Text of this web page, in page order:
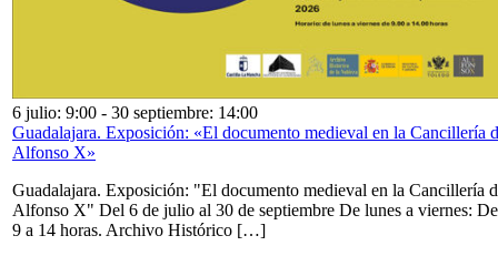
6 julio: 9:00 - 30 septiembre: 14:00
Guadalajara. Exposición: «El documento medieval en la Cancillería
Alfonso X»
Guadalajara. Exposición: "El documento medieval en la Cancillería
Alfonso X" Del 6 de julio al 30 de septiembre De lunes a viernes: De
9 a 14 horas. Archivo Histórico […]